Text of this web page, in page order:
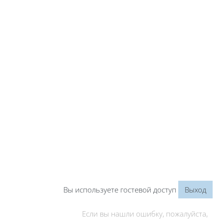
Вы используете гостевой доступ Выход
Если вы нашли ошибку, пожалуйста,